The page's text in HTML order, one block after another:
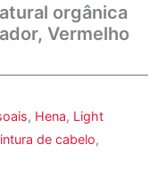
orgânica
Vermelho
, Hena, Light
de cabelo,